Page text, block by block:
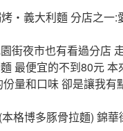
‧義大利麵 分店之一:
街夜市也有看過分店
最便宜的不到80元
量和口味 卻是讓我有
格博多豚骨拉麵) 錦